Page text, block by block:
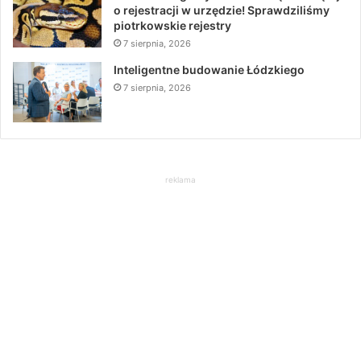
o rejestracji w urzędzie! Sprawdziliśmy
piotrkowskie rejestry
7 sierpnia, 2026
Inteligentne budowanie Łódzkiego
7 sierpnia, 2026
reklama